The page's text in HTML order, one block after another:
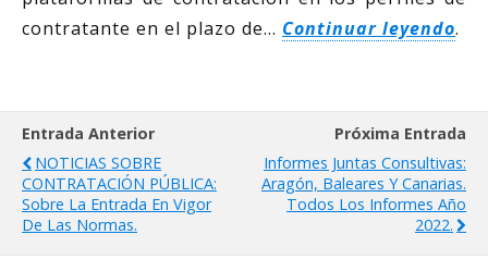
contratante en el plazo de… Continuar leyendo.
Entrada Anterior
NOTICIAS SOBRE
CONTRATACIÓN PÚBLICA:
Sobre La Entrada En Vigor
De Las Normas.
Próxima Entrada
Informes Juntas Consultivas:
Aragón, Baleares Y Canarias.
Todos Los Informes Año
2022.